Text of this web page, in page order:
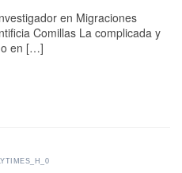
en Migraciones
Comillas La complicada y
en […]